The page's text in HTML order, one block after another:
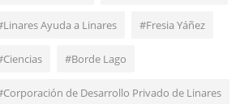
Ayuda a Linares #Fresia Yáñez
#Borde Lago
de Desarrollo Privado de Linares